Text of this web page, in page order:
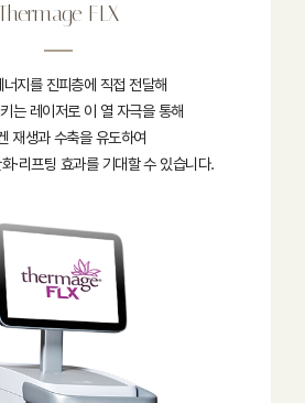
Thermage FLX
지를 진피층에 직접 전달해
는 레이저로 이 열 자극을 통해
재생과 수축을 유도하여
·리프팅 효과를 기대할 수 있습니다.